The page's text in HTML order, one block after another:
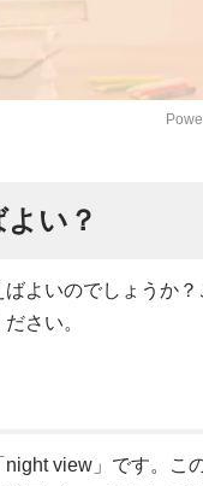
よい？
よいのでしょうか
さい。
night view」です。